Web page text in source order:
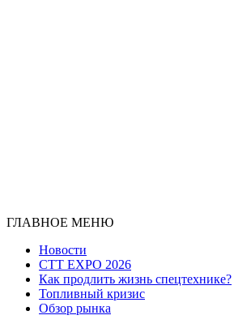
ГЛАВНОЕ МЕНЮ
Новости
CTT EXPO 2026
Как продлить жизнь спецтехнике?
Топливный кризис
Обзор рынка